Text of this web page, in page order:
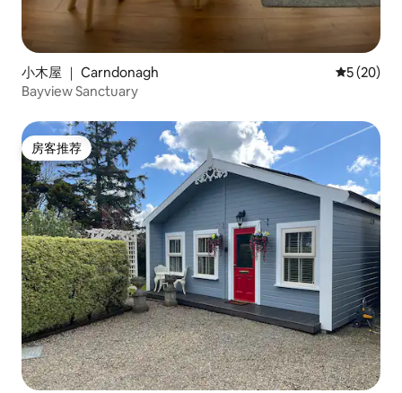
小木屋 ｜ Carndonagh 平均评分
5 (20)
Bayview Sanctuary
房客推荐
房客推荐